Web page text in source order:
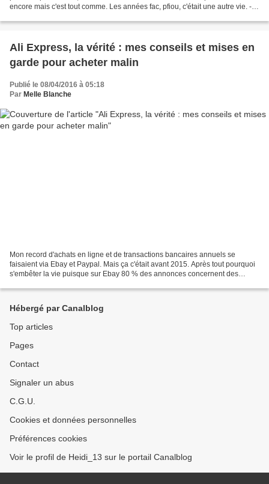
encore mais c'est tout comme. Les années fac, pfiou, c'était une autre vie. -
Ali Express, la vérité : mes conseils et mises en
garde pour acheter malin
Publié le 08/04/2016 à 05:18
Par Melle Blanche
Mon record d'achats en ligne et de transactions bancaires annuels se
faisaient via Ebay et Paypal. Mais ça c'était avant 2015. Après tout pourquoi
s'embêter la vie puisque sur Ebay 80 % des annonces concernent des
Hébergé par Canalblog
Top articles
Pages
Contact
Signaler un abus
C.G.U.
Cookies et données personnelles
Préférences cookies
Voir le profil de Heidi_13 sur le portail Canalblog